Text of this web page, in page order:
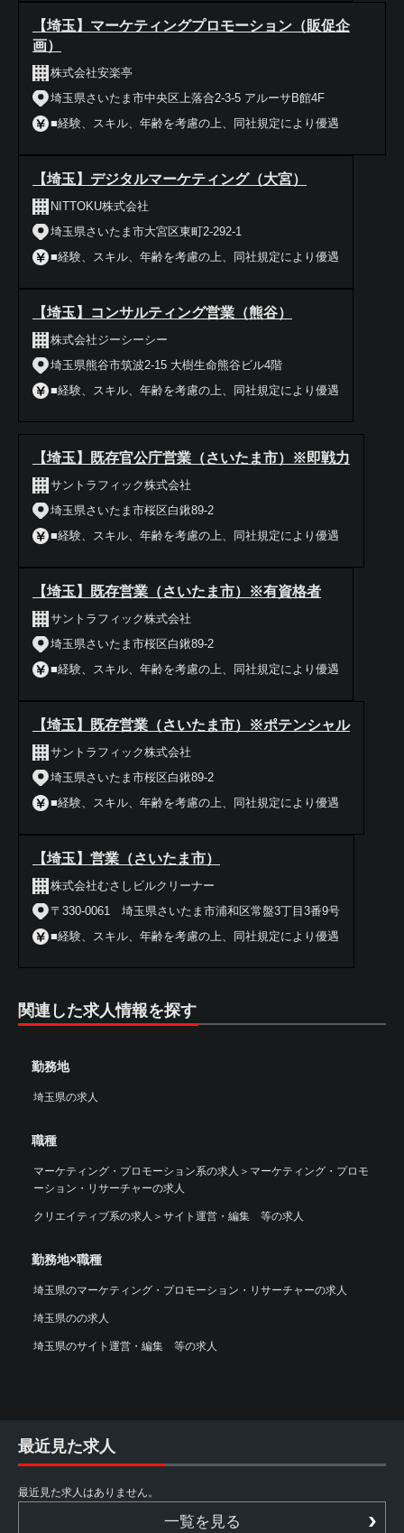
【埼玉】マーケティングプロモーション（販促企
画）
株式会社安楽亭
埼玉県さいたま市中央区上落合2-3-5 アルーサB館4F
■経験、スキル、年齢を考慮の上、同社規定により優遇
【埼玉】デジタルマーケティング（大宮）
NITTOKU株式会社
埼玉県さいたま市大宮区東町2-292-1
■経験、スキル、年齢を考慮の上、同社規定により優遇
【埼玉】コンサルティング営業（熊谷）
株式会社ジーシーシー
埼玉県熊谷市筑波2-15 大樹生命熊谷ビル4階
■経験、スキル、年齢を考慮の上、同社規定により優遇
【埼玉】既存官公庁営業（さいたま市）※即戦力
サントラフィック株式会社
埼玉県さいたま市桜区白鍬89-2
■経験、スキル、年齢を考慮の上、同社規定により優遇
【埼玉】既存営業（さいたま市）※有資格者
サントラフィック株式会社
埼玉県さいたま市桜区白鍬89-2
■経験、スキル、年齢を考慮の上、同社規定により優遇
【埼玉】既存営業（さいたま市）※ポテンシャル
サントラフィック株式会社
埼玉県さいたま市桜区白鍬89-2
■経験、スキル、年齢を考慮の上、同社規定により優遇
【埼玉】営業（さいたま市）
株式会社むさしビルクリーナー
〒330-0061 埼玉県さいたま市浦和区常盤3丁目3番9号
■経験、スキル、年齢を考慮の上、同社規定により優遇
関連した求人情報を探す
勤務地
埼玉県の求人
職種
マーケティング・プロモーション系の求人 ＞ マーケティング・プロモ
ーション・リサーチャーの求人
クリエイティブ系の求人 ＞ サイト運営・編集 等の求人
勤務地×職種
埼玉県のマーケティング・プロモーション・リサーチャーの求人
埼玉県のの求人
埼玉県のサイト運営・編集 等の求人
最近見た求人
最近見た求人はありません。
一覧を見る